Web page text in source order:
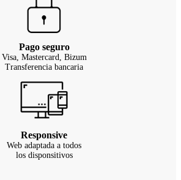
Pago seguro
Visa, Mastercard, Bizum
Transferencia bancaria
Responsive
Web adaptada a todos
los disponsitivos